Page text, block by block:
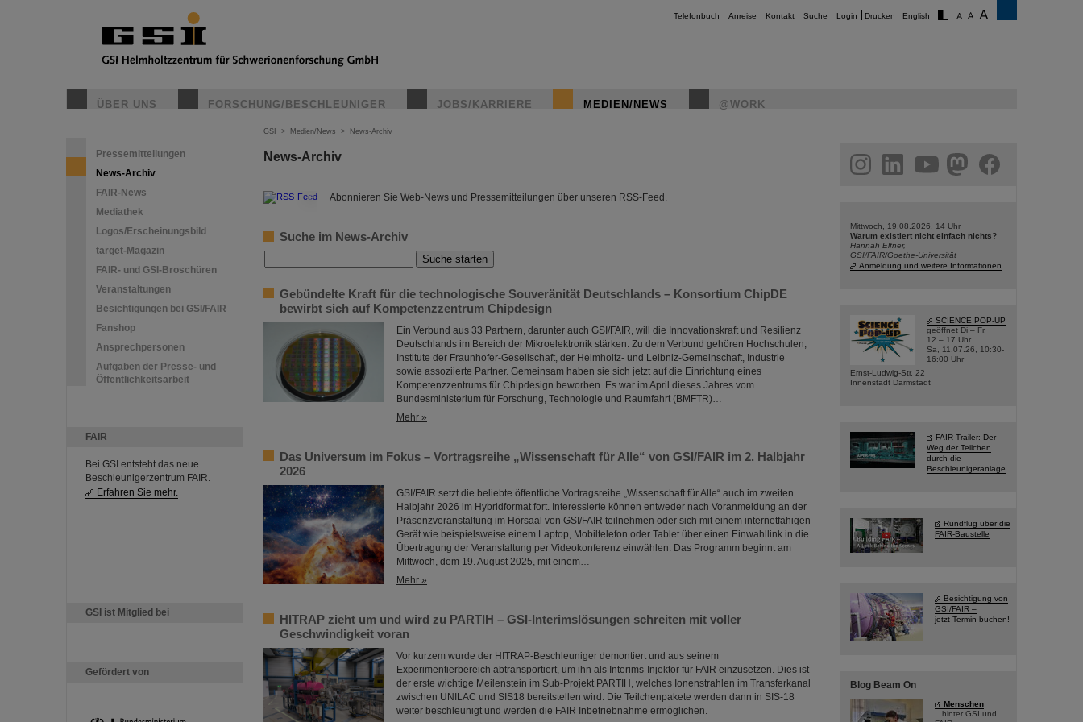
Telefonbuch Anreise Kontakt Suche Login Drucken English
ÜBER UNS FORSCHUNG/BESCHLEUNIGER JOBS/KARRIERE MEDIEN/NEWS @WORK
Pressemitteilungen
News-Archiv
FAIR-News
Mediathek
Logos/Erscheinungsbild
target-Magazin
FAIR- und GSI-Broschüren
Veranstaltungen
Besichtigungen bei GSI/FAIR
Fanshop
Ansprechpersonen
Aufgaben der Presse- und
Öffentlichkeitsarbeit
FAIR
Bei GSI entsteht das neue
Beschleunigerzentrum FAIR.
Erfahren Sie mehr.
GSI ist Mitglied bei
Gefördert von
GSI > Medien/News > News-Archiv
News-Archiv
© Abonnieren Sie Web-News und Pressemitteilungen über unseren RSS-Feed.
Suche im News-Archiv
Gebündelte Kraft für die technologische Souveränität Deutschlands – Konsortium ChipDE
bewirbt sich auf Kompetenzzentrum Chipdesign
Ein Verbund aus 33 Partnern, darunter auch GSI/FAIR, will die Innovationskraft und Resilienz
Deutschlands im Bereich der Mikroelektronik stärken. Zu dem Verbund gehören Hochschulen,
Institute der Fraunhofer-Gesellschaft, der Helmholtz- und Leibniz-Gemeinschaft, Industrie
sowie assoziierte Partner. Gemeinsam haben sie sich jetzt auf die Einrichtung eines
Kompetenzzentrums für Chipdesign beworben. Es war im April dieses Jahres vom
Bundesministerium für Forschung, Technologie und Raumfahrt (BMFTR)…
Mehr »
Das Universum im Fokus – Vortragsreihe „Wissenschaft für Alle“ von GSI/FAIR im 2. Halbjahr
2026
GSI/FAIR setzt die beliebte öffentliche Vortragsreihe „Wissenschaft für Alle“ auch im zweiten
Halbjahr 2026 im Hybridformat fort. Interessierte können entweder nach Voranmeldung an der
Präsenzveranstaltung im Hörsaal von GSI/FAIR teilnehmen oder sich mit einem internetfähigen
Gerät wie beispielsweise einem Laptop, Mobiltelefon oder Tablet über einen Einwahllink in die
Übertragung der Veranstaltung per Videokonferenz einwählen. Das Programm beginnt am
Mittwoch, dem 19. August 2025, mit einem…
Mehr »
HITRAP zieht um und wird zu PARTIH – GSI-Interimslösungen schreiten mit voller
Geschwindigkeit voran
Vor kurzem wurde der HITRAP-Beschleuniger demontiert und aus seinem
Experimentierbereich abtransportiert, um ihn als Interims-Injektor für FAIR einzusetzen. Dies ist
der erste wichtige Meilenstein im Sub-Projekt PARTIH, welches Ionenstrahlen im Transferkanal
zwischen UNILAC und SIS18 bereitstellen wird. Die Teilchenpakete werden dann in SIS-18
weiter beschleunigt und werden die FAIR Inbetriebnahme ermöglichen.
facebook
Mittwoch, 19.08.2026, 14 Uhr
Warum existiert nicht einfach nichts?
Hannah Elfner,
GSI/FAIR/Goethe-Universität
Anmeldung und weitere Informationen
SCIENCE POP-UP
geöffnet Di – Fr,
12 – 17 Uhr
Sa, 11.07.26, 10:30-
16:00 Uhr
Ernst-Ludwig-Str. 22
Innenstadt Darmstadt
FAIR-Trailer: Der
Weg der Teilchen
durch die
Beschleunigeranlage
Rundflug über die
FAIR-Baustelle
Besichtigung von
GSI/FAIR –
jetzt Termin buchen!
Blog Beam On
Menschen
...hinter GSI und